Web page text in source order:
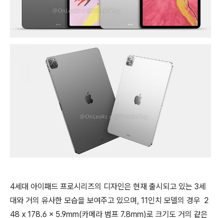
4세대 아이패드 프로시리즈의 디자인은 현재 출시되고 있는 3세
대와 거의 유사한 모습을 보여주고 있으며, 11인치 모델의 경우 2
48 x 178.6 x 5.9mm(카메라 범프 7.8mm)로 크기도 거의 같은